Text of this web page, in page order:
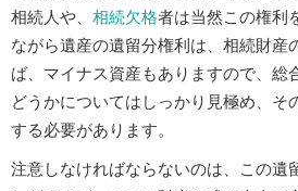
相続人や、 相続欠格者は当然この権利
ながら遺産の遺留分権利は、相続財産
ば、マイナス資産もありますので、総
どうかについてはしっかり見極め、そ
する必要があります。
注意しなければならないのは、この遺